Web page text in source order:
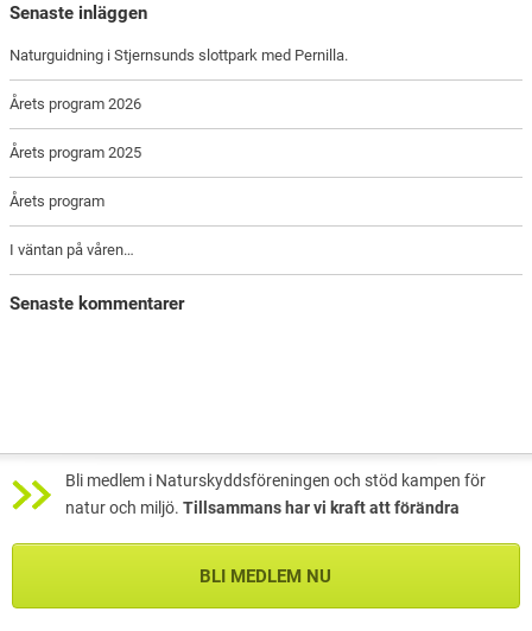
Senaste inläggen
Naturguidning i Stjernsunds slottpark med Pernilla.
Årets program 2026
Årets program 2025
Årets program
I väntan på våren…
Senaste kommentarer
Bli medlem i Naturskyddsföreningen och stöd kampen för
natur och miljö. Tillsammans har vi kraft att förändra
BLI MEDLEM NU